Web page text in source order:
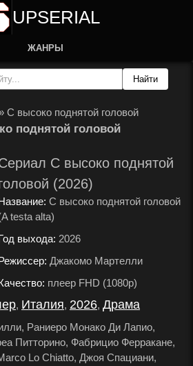
UPSERIAL
ЖАНРЫ
С высоко поднятой головой
поднятой головой
С высоко поднятой
(2026)
С высоко поднятой головой
testa alta)
выхода: 2026
Джакомо Мартелли
плеер FHD (1080p)
, Италия, 2026, Драма
Раниеро Монако Ди Лапио,
Питторино, Фабрицио Ферракане,
Lo Chiatto, Джоя Спациани,